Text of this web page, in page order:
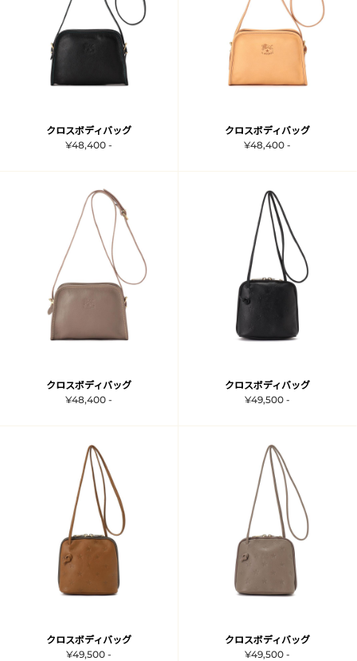
クロスボディバッグ
¥48,400 -
クロスボディバッグ
¥48,400 -
クロスボディバッグ
¥48,400 -
クロスボディバッグ
¥49,500 -
クロスボディバッグ
¥49,500 -
クロスボディバッグ
¥49,500 -